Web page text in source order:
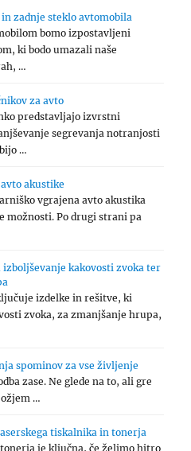
zadnje steklo avtomobila
bomo izpostavljeni
ki bodo umazali naše
…
za avto
predstavljajo izvrstni
segrevanja notranjosti
…
akustike
vgrajena avto akustika
možnosti. Po drugi strani pa
izboljševanje kakovosti zvoka ter
izdelke in rešitve, ki
zvoka, za zmanjšanje hrupa,
spominov za vse življenje
zase. Ne glede na to, ali gre
…
tiskalnika in tonerja
je ključna, če želimo hitro